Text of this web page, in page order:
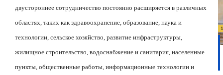
двустороннее сотрудничество постоянно расширяется в различных
областях, таких как здравоохранение, образование, наука и
технологии, сельское хозяйство, развитие инфраструктуры,
жилищное строительство, водоснабжение и санитария, населенные
пункты, общественные работы, информационные технологии и